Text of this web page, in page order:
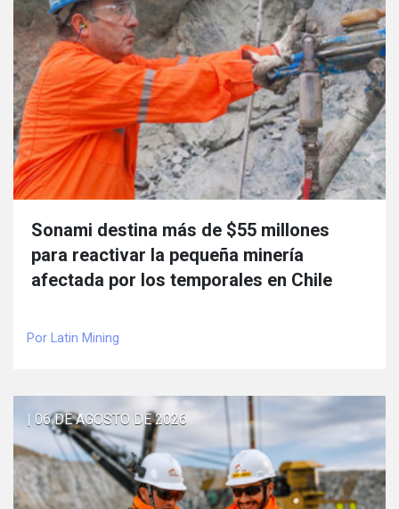
Sonami destina más de $55 millones
para reactivar la pequeña minería
afectada por los temporales en Chile
Por Latin Mining
| 06 DE AGOSTO DE 2026